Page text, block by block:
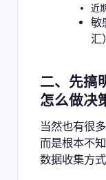
近
敏
汇）
二、先搞
怎么做决
当然也有很
而是根本不
数据收集方